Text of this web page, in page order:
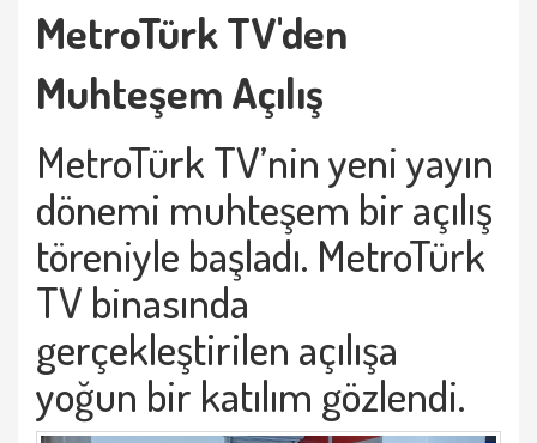
MetroTürk TV'den
Muhteşem Açılış
MetroTürk TV’nin yeni yayın
dönemi muhteşem bir açılış
töreniyle başladı. MetroTürk
TV binasında
gerçekleştirilen açılışa
yoğun bir katılım gözlendi.